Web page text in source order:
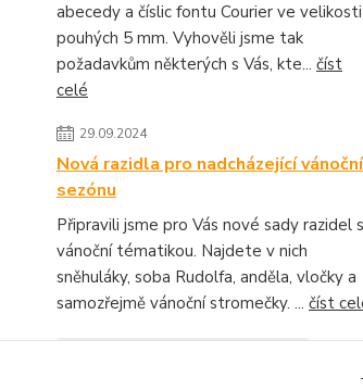
abecedy a číslic fontu Courier ve velikosti
pouhých 5 mm. Vyhověli jsme tak
požadavkům některých s Vás, kte... číst
celé
29.09.2024
Nová razidla pro nadcházející vánoční
sezónu
Připravili jsme pro Vás nové sady razidel s
vánoční tématikou. Najdete v nich
sněhuláky, soba Rudolfa, anděla, vločky a
samozřejmě vánoční stromečky. ... číst